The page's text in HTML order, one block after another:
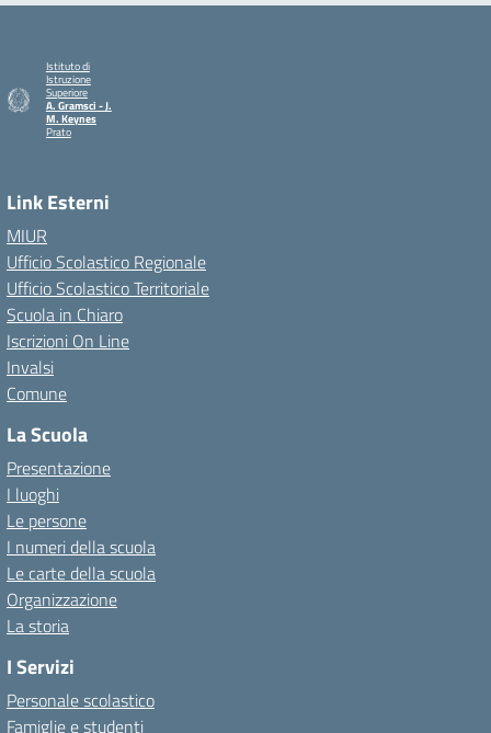
Istituto di
Istruzione
Superiore
A. Gramsci - J.
M. Keynes
Prato
Link Esterni
MIUR
Ufficio Scolastico Regionale
Ufficio Scolastico Territoriale
Scuola in Chiaro
Iscrizioni On Line
Invalsi
Comune
La Scuola
Presentazione
I luoghi
Le persone
I numeri della scuola
Le carte della scuola
Organizzazione
La storia
I Servizi
Personale scolastico
Famiglie e studenti